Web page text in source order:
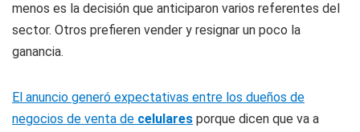
menos es la decisión que anticiparon varios referentes del
sector. Otros prefieren vender y resignar un poco la
ganancia.
El anuncio generó expectativas entre los dueños de
negocios de venta de celulares porque dicen que va a